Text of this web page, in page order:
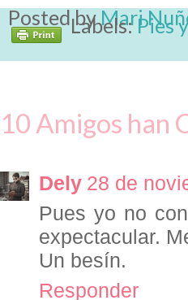
Posted byMari
Labels:Pies
10 Amigos han
Dely 28 de
Pues yo no
expectacular.
Un besín.
Responder